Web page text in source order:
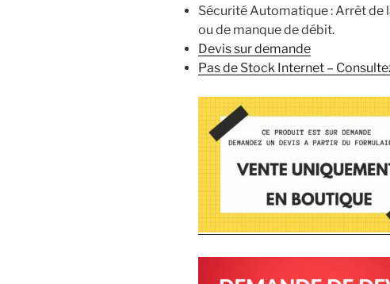
Sécurité Automatique : Arrêt de
ou de manque de débit.
Devis sur demande
Pas de Stock Internet –